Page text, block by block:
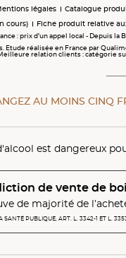
légales Catalogue
cours)
Fiche produit relative
: prix d’un appel local - Depuis
réalisée en France par
relation clients : catégorie
AU MOINS CINQ
est dangereux
de vente de
de majorité de
SANTÉ PUBLIQUE, ART. L. 3342-1 ET L.